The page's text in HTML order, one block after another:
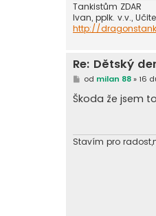
Tankistům ZDAR
Ivan, pplk. v.v.,
http://
Re: Dětský
P
í
s
v
e
od milan 88» 16
Škoda že jsem
Stavím pro